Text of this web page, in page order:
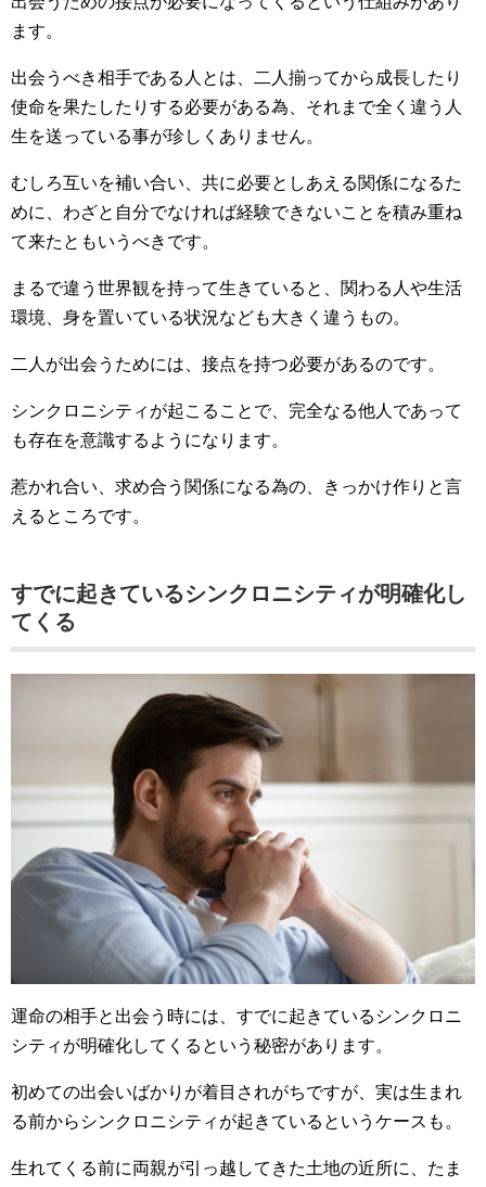
ます。
出会うべき相手である人とは、二人揃ってから成長したり
使命を果たしたりする必要がある為、それまで全く違う人
生を送っている事が珍しくありません。
むしろ互いを補い合い、共に必要としあえる関係になるた
めに、わざと自分でなければ経験できないことを積み重ね
て来たともいうべきです。
まるで違う世界観を持って生きていると、関わる人や生活
環境、身を置いている状況なども大きく違うもの。
二人が出会うためには、接点を持つ必要があるのです。
シンクロニシティが起こることで、完全なる他人であって
も存在を意識するようになります。
惹かれ合い、求め合う関係になる為の、きっかけ作りと言
えるところです。
すでに起きているシンクロニシティが明確化し
てくる
運命の相手と出会う時には、すでに起きているシンクロニ
シティが明確化してくるという秘密があります。
初めての出会いばかりが着目されがちですが、実は生まれ
る前からシンクロニシティが起きているというケースも。
生れてくる前に両親が引っ越してきた土地の近所に、たま